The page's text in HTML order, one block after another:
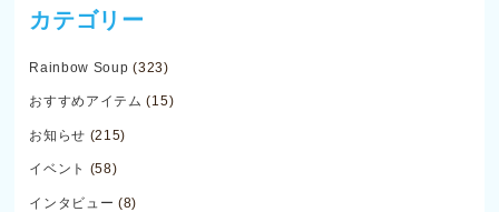
カテゴリー
Rainbow Soup (323)
おすすめアイテム (15)
お知らせ (215)
イベント (58)
インタビュー (8)